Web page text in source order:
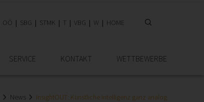
OÖ SBG STMK T VBG W HOME
SERVICE KONTAKT WETTBEWERBE
News InsightOUT: Künstliche Intelligenz ganz analog